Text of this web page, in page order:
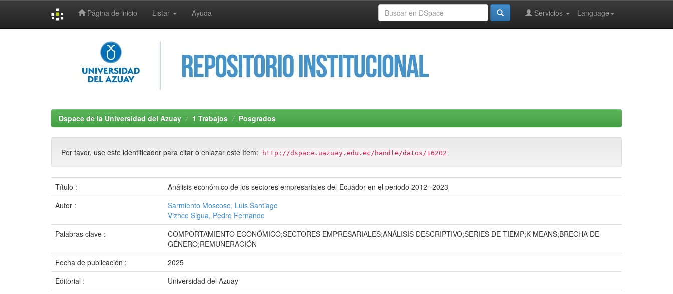
Página de inicio Listar Ayuda Language
Servicios
Dspace de la Universidad del Azuay 1 Trabajos Posgrados
Por favor, use este identificador para citar o enlazar este ítem: http://dspace.uazuay.edu.ec/handle/datos/16202
Título :
Análisis económico de los sectores empresariales del Ecuador en el periodo 2012--2023
Autor :
Sarmiento Moscoso, Luis Santiago
Vizhco Sigua, Pedro Fernando
Palabras clave :
COMPORTAMIENTO ECONÓMICO;SECTORES EMPRESARIALES;ANÁLISIS DESCRIPTIVO;SERIES DE TIEMP;K-MEANS;BRECHA DE
GÉNERO;REMUNERACIÓN
Fecha de publicación :
2025
Editorial :
Universidad del Azuay